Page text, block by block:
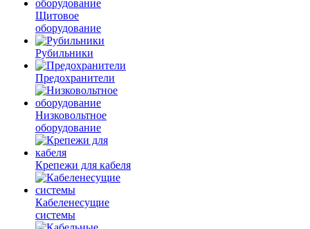
Щитовое
оборудование
Рубильники
Предохранители
Низковольтное
оборудование
Крепежи для кабеля
Кабеленесущие
системы